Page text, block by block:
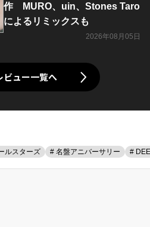
作 MURO、uin、Stones Taro
によるリミックスも
2026年08月05日
ビュー一覧へ
ルスターズ # 名盤アニバーサリー #